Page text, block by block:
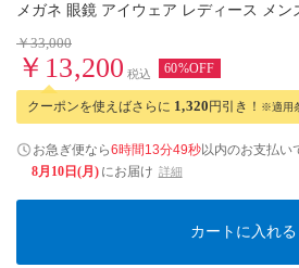
メガネ 眼鏡 アイウェア レディース メン
￥33,000
￥13,200 税込 60%OFF
クーポンを使えばさらに 1,320円引き！ ※適用
お急ぎ便なら6時間13分49秒以内のお支払い
8月10日(月) にお届け 詳細
カートに入れる